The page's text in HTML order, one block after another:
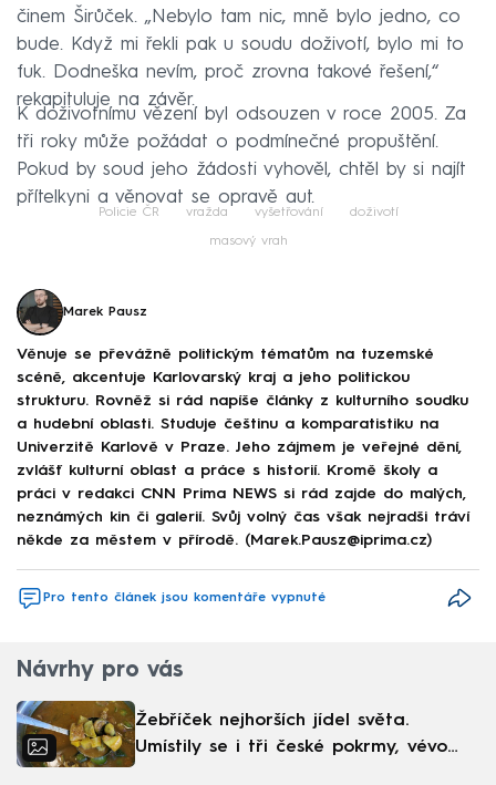
činem Širůček. „Nebylo tam nic, mně bylo jedno, co
bude. Když mi řekli pak u soudu doživotí, bylo mi to
fuk. Dodneška nevím, proč zrovna takové řešení,“
rekapituluje na závěr.
K doživotnímu vězení byl odsouzen v roce 2005. Za
tři roky může požádat o podmínečné propuštění.
Pokud by soud jeho žádosti vyhověl, chtěl by si najít
přítelkyni a věnovat se opravě aut.
Policie ČR vražda vyšetřování doživotí
masový vrah
Marek Pausz
Věnuje se převážně politickým tématům na tuzemské
scéně, akcentuje Karlovarský kraj a jeho politickou
strukturu. Rovněž si rád napíše články z kulturního soudku
a hudební oblasti. Studuje češtinu a komparatistiku na
Univerzitě Karlově v Praze. Jeho zájmem je veřejné dění,
zvlášť kulturní oblast a práce s historií. Kromě školy a
práci v redakci CNN Prima NEWS si rád zajde do malých,
neznámých kin či galerií. Svůj volný čas však nejradši tráví
někde za městem v přírodě. (Marek.Pausz@iprima.cz)
Pro tento článek jsou komentáře vypnuté
Návrhy pro vás
Žebříček nejhorších jídel světa.
Umístily se i tři české pokrmy, vévodí